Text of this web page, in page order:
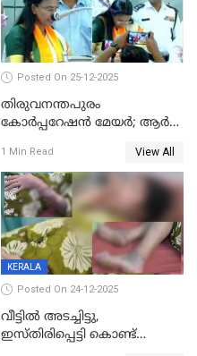
Posted On 25-12-2025
തിരുവനന്തപുരം
കോര്‍പ്പറേഷന്‍ മേയർ; ആര്‍
1 Min Read View All
KERALA
Posted On 24-12-2025
വീട്ടിൽ അടച്ചിട്ടു,
ഇസ്തിരിപ്പെട്ടി കൊണ്ട്